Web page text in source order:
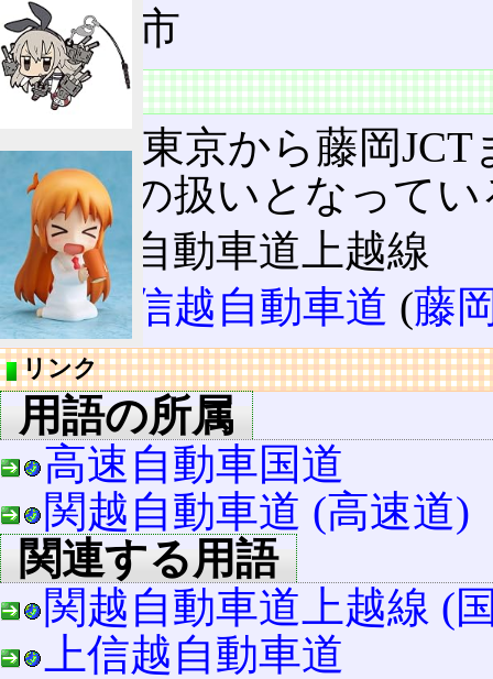
妙高市
営業路線名
起点の東京から藤岡JCT
と重複の扱いとなって
関越自動車道上越線
上信越自動車道 (藤
リンク
用語の所属
高速自動車国道
関越自動車道 (高速道)
関連する用語
関越自動車道上越線 (
上信越自動車道